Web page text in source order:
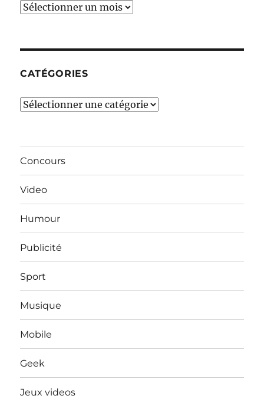
Ces
CATÉGORIES
Catégories
Concours
Video
Humour
Publicité
Sport
Musique
Mobile
Geek
Jeux videos